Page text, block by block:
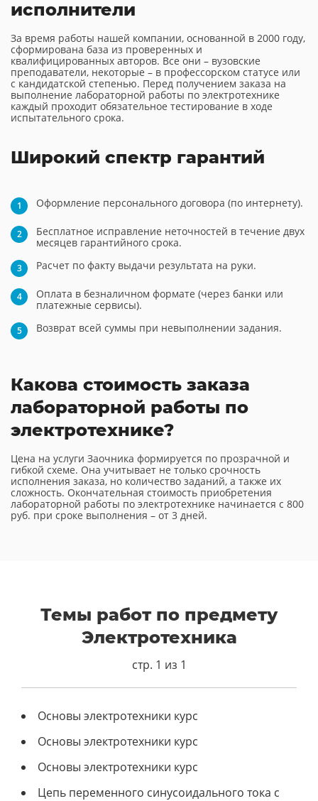
исполнители
За время работы нашей компании, основанной в 2000 году,
сформирована база из проверенных и
квалифицированных авторов. Все они – вузовские
преподаватели, некоторые – в профессорском статусе или
с кандидатской степенью. Перед получением заказа на
выполнение лабораторной работы по электротехнике
каждый проходит обязательное тестирование в ходе
испытательного срока.
Широкий спектр гарантий
Оформление персонального договора (по интернету).
Бесплатное исправление неточностей в течение двух
месяцев гарантийного срока.
Расчет по факту выдачи результата на руки.
Оплата в безналичном формате (через банки или
платежные сервисы).
Возврат всей суммы при невыполнении задания.
Какова стоимость заказа
лабораторной работы по
электротехнике?
Цена на услуги Заочника формируется по прозрачной и
гибкой схеме. Она учитывает не только срочность
исполнения заказа, но количество заданий, а также их
сложность. Окончательная стоимость приобретения
лабораторной работы по электротехнике начинается с 800
руб. при сроке выполнения – от 3 дней.
Темы работ по предмету
Электротехника
стр. 1 из 1
Основы электротехники курс
Основы электротехники курс
Основы электротехники курс
Цепь переменного синусоидального тока с